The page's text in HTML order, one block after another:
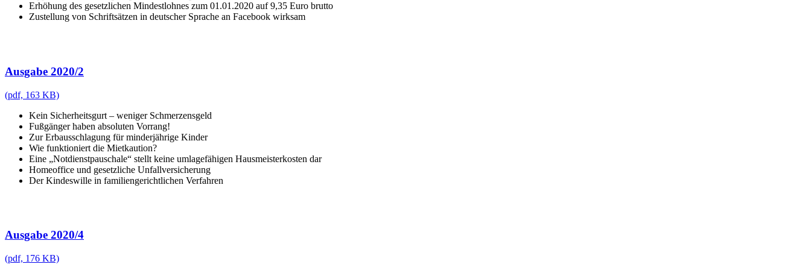
Erhöhung des gesetzlichen Mindestlohnes zum 01.01.2020 auf 9,35 Euro brutto
Zustellung von Schriftsätzen in deutscher Sprache an Facebook wirksam
Ausgabe 2020/2
(pdf, 163 KB)
Kein Sicherheitsgurt – weniger Schmerzensgeld
Fußgänger haben absoluten Vorrang!
Zur Erbausschlagung für minderjährige Kinder
Wie funktioniert die Mietkaution?
Eine „Notdienstpauschale“ stellt keine umlagefähigen Hausmeisterkosten dar
Homeoffice und gesetzliche Unfallversicherung
Der Kindeswille in familiengerichtlichen Verfahren
Ausgabe 2020/4
(pdf, 176 KB)